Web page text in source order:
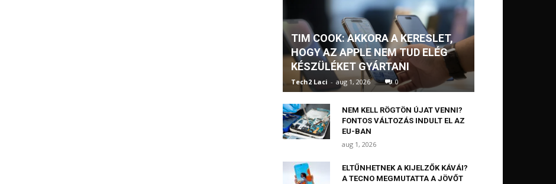
TIM COOK: AKKORA A KERESLET,
HOGY AZ APPLE NEM TUD ELÉG
KÉSZÜLÉKET GYÁRTANI
Tech2 Laci - aug 1, 2026 0
NEM KELL RÖGTÖN ÚJAT VENNI?
FONTOS VÁLTOZÁS INDULT EL AZ
EU-BAN
aug 1, 2026
ELTŰNHETNEK A KIJELZŐK KÁVÁI?
A TECNO MEGMUTATTA A JÖVŐT